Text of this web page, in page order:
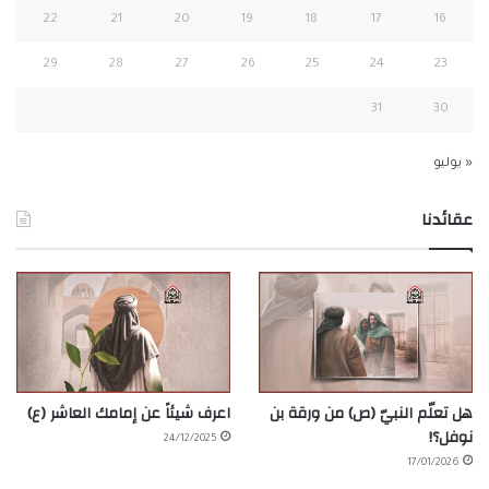
16
17
18
19
20
21
22
23
24
25
26
27
28
29
30
31
« يوليو
عقائدنا
هل تعلّم النبيّ (ص) من ورقة بن
نوفل؟!
17/01/2026
اعرف شيئاً عن إمامك العاشر (ع)
24/12/2025